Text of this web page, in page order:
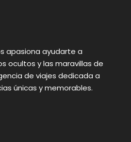
apasiona ayudarte a
ocultos y las maravillas de
de viajes dedicada a
únicas y memorables.